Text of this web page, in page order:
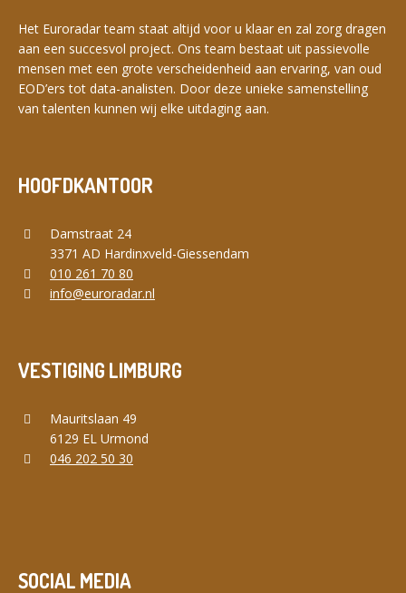
Het Euroradar team staat altijd voor u klaar en zal zorg dragen
aan een succesvol project. Ons team bestaat uit passievolle
mensen met een grote verscheidenheid aan ervaring, van oud
EOD’ers tot data-analisten. Door deze unieke samenstelling
van talenten kunnen wij elke uitdaging aan.
HOOFDKANTOOR
Damstraat 24
3371 AD Hardinxveld-Giessendam
010 261 70 80
info@euroradar.nl
VESTIGING LIMBURG
Mauritslaan 49
6129 EL Urmond
046 202 50 30
SOCIAL MEDIA